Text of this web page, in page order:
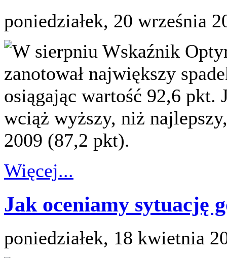
poniedziałek, 20 września
W sierpniu Wskaźnik
zanotował największy
osiągając wartość 92,6 pkt.
wciąż wyższy, niż
2009 (87,2 pkt).
Więcej...
Jak oceniamy sytuację
poniedziałek, 18 kwietnia